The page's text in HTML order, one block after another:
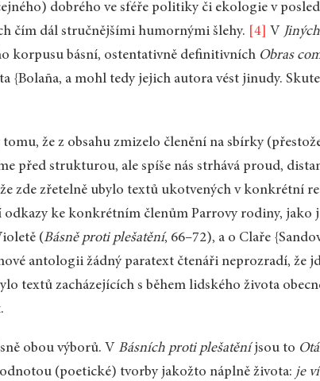
dobrého ve sféře politiky či ekologie v
čím dál stručnějšími humornými šlehy.
[4] V
korpusu básní, ostentativně definitivních Obras
{Bolaña, a mohl tedy jejich autora vést jinudy.
že z obsahu zmizelo členění na sbírky
před strukturou, ale spíše nás strhává proud,
zde zřetelně ubylo textů ukotvených v konkrétní
odkazy ke konkrétním členům Parrovy rodiny, jako
(Básně proti plešatění, 66–72), a o Claře
antologii žádný paratext čtenáři neprozradí, že
textů zacházejících s během lidského života
obou výborů. VBásních proti plešatěníjsou to
(poetické) tvorby jakožto náplně života: je